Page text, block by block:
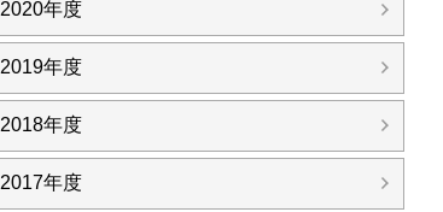
2020年度
2019年度
2018年度
2017年度